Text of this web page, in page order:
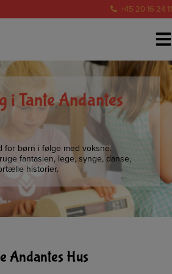
+45 20 16 24 11
i Tante Andantes
børn i følge med voksne.
fantasien, lege, synge, danse,
historier.
Andantes Hus